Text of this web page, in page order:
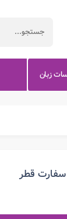
زبان
سفارت قطر